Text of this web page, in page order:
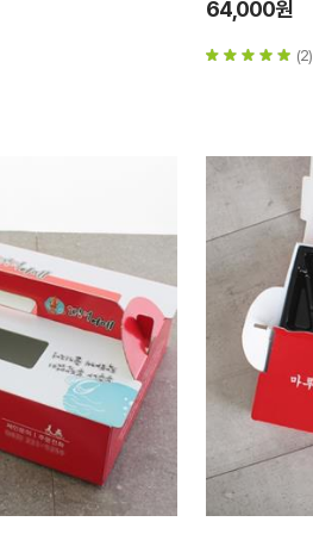
64,000원
(2)